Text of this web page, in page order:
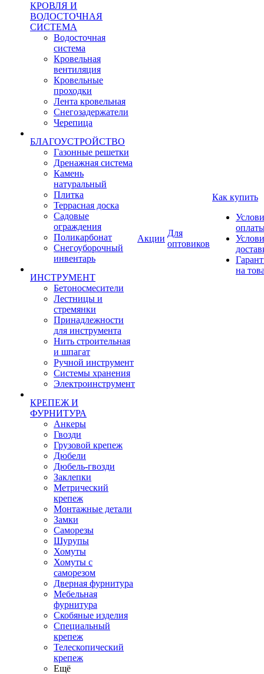
КРОВЛЯ И
ВОДОСТОЧНАЯ
СИСТЕМА
Водосточная
система
Кровельная
вентиляция
Кровельные
проходки
Лента кровельная
Снегозадержатели
Черепица
БЛАГОУСТРОЙСТВО
Газонные решетки
Дренажная система
Камень
натуральный
Плитка
Террасная доска
Садовые
ограждения
Поликарбонат
Снегоуборочный
инвентарь
ИНСТРУМЕНТ
Бетоносмесители
Лестницы и
стремянки
Принадлежности
для инструмента
Нить строительная
и шпагат
Ручной инструмент
Системы хранения
Электроинструмент
КРЕПЕЖ И
ФУРНИТУРА
Анкеры
Гвозди
Грузовой крепеж
Дюбели
Дюбель-гвозди
Заклепки
Метрический
крепеж
Монтажные детали
Замки
Саморезы
Шурупы
Хомуты
Хомуты с
саморезом
Дверная фурнитура
Мебельная
фурнитура
Скобяные изделия
Специальный
крепеж
Телескопический
крепеж
Ещё
Акции
Для
оптовиков
Как купить
на